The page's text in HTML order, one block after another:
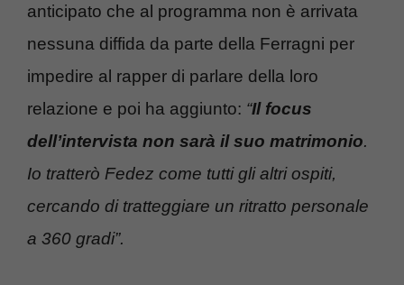
anticipato che al programma non è arrivata
nessuna diffida da parte della Ferragni per
impedire al rapper di parlare della loro
relazione e poi ha aggiunto: “Il focus
dell’intervista non sarà il suo matrimonio.
Io tratterò Fedez come tutti gli altri ospiti,
cercando di tratteggiare un ritratto personale
a 360 gradi”.